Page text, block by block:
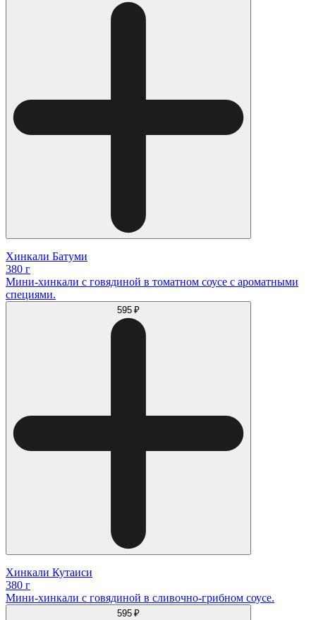
Хинкали Батуми
380 г
Мини-хинкали с говядиной в томатном соусе с ароматными
специями.
595 ₽
Хинкали Кутаиси
380 г
Мини-хинкали с говядиной в сливочно-грибном соусе.
595 ₽